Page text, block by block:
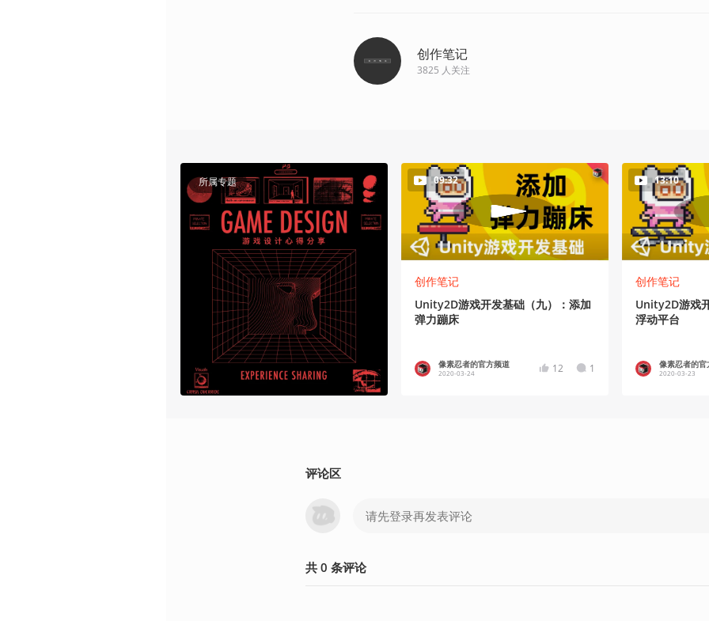
创作笔记
3825 人关注
所属专题 09:32
创作笔记
Unity2D游戏开发基础（九）：添加
弹力蹦床
像素忍者的官方频道
2020-03-24 12 1
13:10
创作笔记
Unity2D游戏
浮动平台
像素忍者的官
2020-03-23
评论区
共 0 条评论